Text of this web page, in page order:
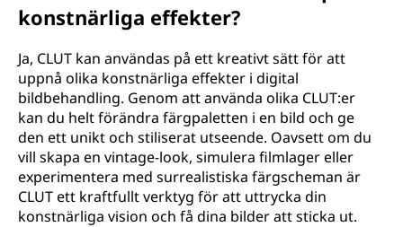
konstnärliga effekter?
Ja, CLUT kan användas på ett kreativt sätt för att
uppnå olika konstnärliga effekter i digital
bildbehandling. Genom att använda olika CLUT:er
kan du helt förändra färgpaletten i en bild och ge
den ett unikt och stiliserat utseende. Oavsett om du
vill skapa en vintage-look, simulera filmlager eller
experimentera med surrealistiska färgscheman är
CLUT ett kraftfullt verktyg för att uttrycka din
konstnärliga vision och få dina bilder att sticka ut.